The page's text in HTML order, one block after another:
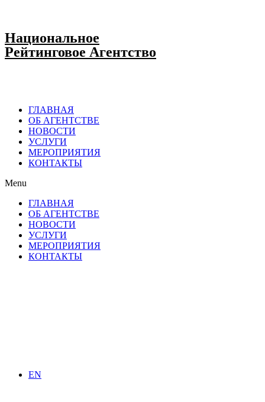
Национальное
Рейтинговое Агентство
ГЛАВНАЯ
ОБ АГЕНТСТВЕ
НОВОСТИ
УСЛУГИ
МЕРОПРИЯТИЯ
КОНТАКТЫ
Menu
ГЛАВНАЯ
ОБ АГЕНТСТВЕ
НОВОСТИ
УСЛУГИ
МЕРОПРИЯТИЯ
КОНТАКТЫ
EN